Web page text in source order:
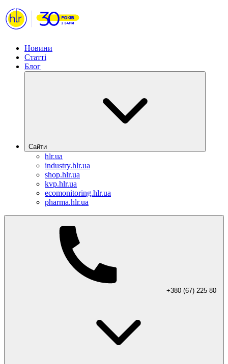
Новини
Статті
Блог
Сайти
hlr.ua
industry.hlr.ua
shop.hlr.ua
kvp.hlr.ua
ecomonitoring.hlr.ua
pharma.hlr.ua
+380 (67) 225 80